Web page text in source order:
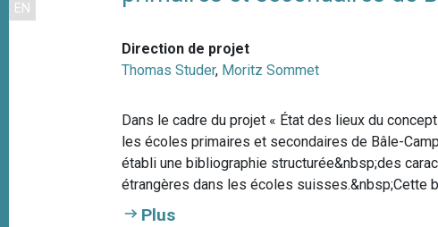
EN
Direction de projet
Thomas Studer, Moritz Sommet
Dans le cadre du projet « État des lieux du
les écoles primaires et secondaires de Bâle-
établi une bibliographie structurée&nbsp;des
étrangères dans les écoles suisses.&nbsp;Cette
Plus